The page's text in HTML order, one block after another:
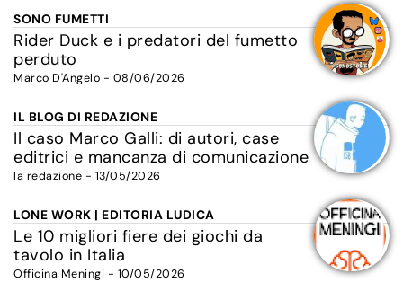
SONO FUMETTI
Rider Duck e i predatori del fumetto
perduto
Marco D'Angelo - 08/06/2026
IL BLOG DI REDAZIONE
Il caso Marco Galli: di autori, case
editrici e mancanza di comunicazione
la redazione - 13/05/2026
LONE WORK | EDITORIA LUDICA
Le 10 migliori fiere dei giochi da
tavolo in Italia
Officina Meningi - 10/05/2026